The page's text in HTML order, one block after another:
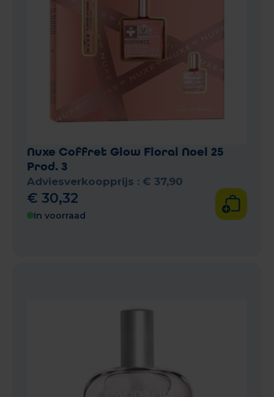
Nuxe Coffret Glow Floral Noel 25
Prod. 3
Adviesverkoopprijs : € 37,90
€ 30,32
In voorraad